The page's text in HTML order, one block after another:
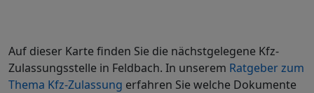
Auf dieser Karte finden Sie die nächstgelegene Kfz-
Zulassungsstelle in Feldbach. In unserem Ratgeber zum
Thema Kfz-Zulassung erfahren Sie welche Dokumente